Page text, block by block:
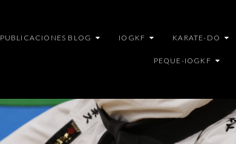
PUBLICACIONES BLOG IOGKF KARATE-DO
PEQUE-IOGKF